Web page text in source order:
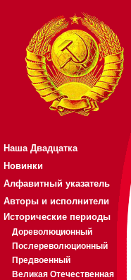
Наша Двадцатка
Новинки
Алфавитный указатель
Авторы и исполнители
Исторические периоды
Дореволюционный
Послереволюционный
Предвоенный
Великая Отечественная